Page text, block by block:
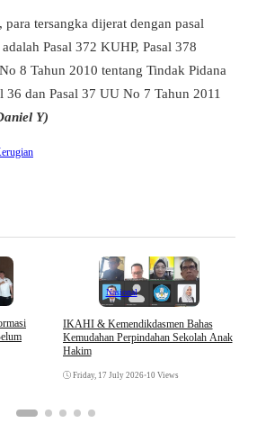
tersangka dijerat dengan pasal
Pasal 372 KUHP, Pasal 378
8 Tahun 2010 tentang Tindak Pidana
36 dan Pasal 37 UU No 7 Tahun 2011
Y)
Nasional
IKAHI & Kemendikdasmen Bahas
Kemudahan Perpindahan Sekolah Anak
Hakim
Friday, 17 July 2026•10 Views